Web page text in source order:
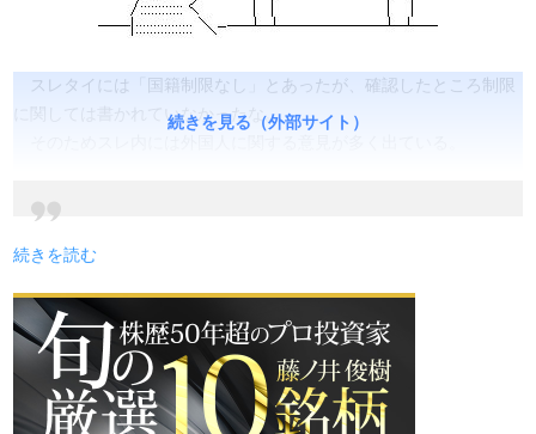
スレタイには「国籍制限なし」とあったが、確認したところ制限
に関しては書かれていなかったな。
続きを読む
続きを見る（外部サイト）